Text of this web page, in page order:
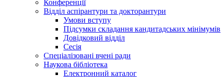
Конференції
Відділ аспірантури та докторантури
Умови вступу
Підсумки складання кандитадських мінімумів
Довідковий відділ
Сесія
Спеціалізовані вчені ради
Наукова бібліотека
Електронний каталог